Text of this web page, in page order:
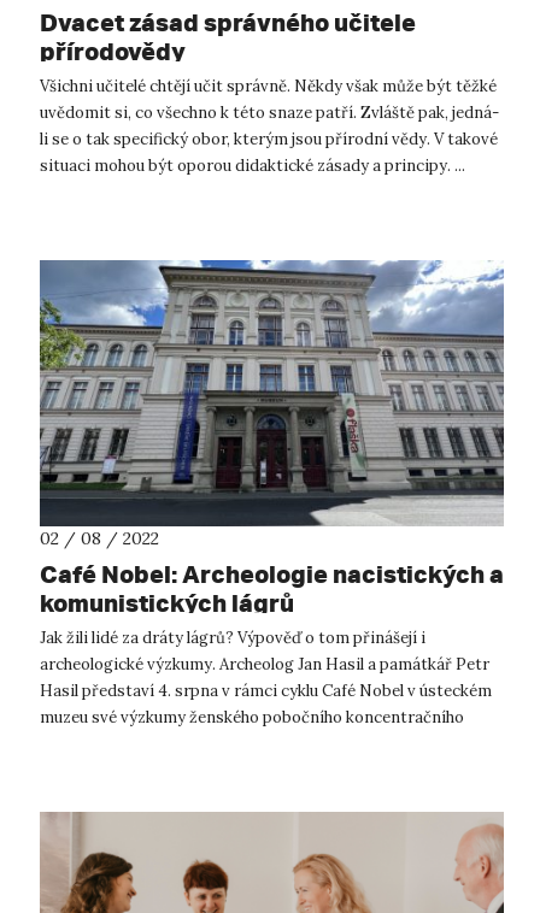
Dvacet zásad správného učitele
přírodovědy
Všichni učitelé chtějí učit správně. Někdy však může být těžké
uvědomit si, co všechno k této snaze patří. Zvláště pak, jedná-
li se o tak specifický obor, kterým jsou přírodní vědy. V takové
situaci mohou být oporou didaktické zásady a principy. ...
02 / 08 / 2022
Café Nobel: Archeologie nacistických a
komunistických lágrů
Jak žili lidé za dráty lágrů? Výpověď o tom přinášejí i
archeologické výzkumy. Archeolog Jan Hasil a památkář Petr
Hasil představí 4. srpna v rámci cyklu Café Nobel v ústeckém
muzeu své výzkumy ženského pobočního koncentračního